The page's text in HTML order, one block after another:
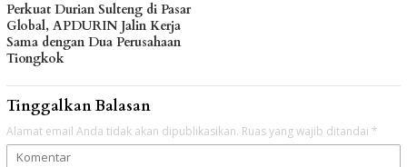
Perkuat Durian Sulteng di Pasar
Global, APDURIN Jalin Kerja
Sama dengan Dua Perusahaan
Tiongkok
Tinggalkan Balasan
Alamat email Anda tidak akan dipublikasikan. Ruas yang wajib ditandai *